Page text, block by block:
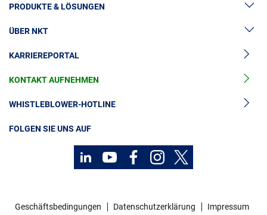
PRODUKTE & LÖSUNGEN
Hochspannung
Kabelgarnituren
Mittelspannungskabel
Niederspannungskabel
ÜBER NKT
News & Presse
Unsere Geschichte
Investoren
Nachhaltigkeit
KARRIEREPORTAL
KONTAKT AUFNEHMEN
WHISTLEBLOWER-HOTLINE
FOLGEN SIE UNS AUF
Geschäftsbedingungen Datenschutzerklärung Impressum